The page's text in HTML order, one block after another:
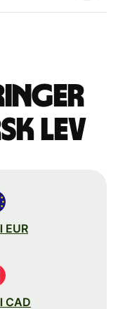
lev
EUR
CAD